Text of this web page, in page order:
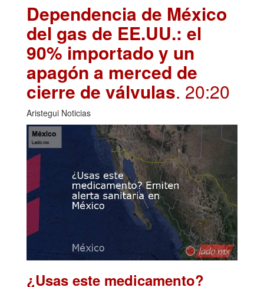
Dependencia de México
del gas de EE.UU.: el
90% importado y un
apagón a merced de
cierre de válvulas. 20:20
Aristegui Noticias
¿Usas este medicamento?